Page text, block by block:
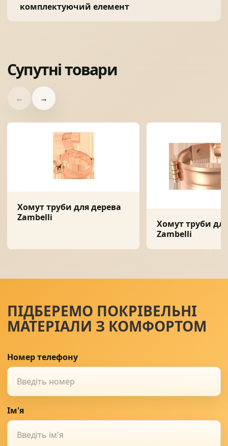
комплектуючий елемент
Супутні товари
← →
Хомут труби для дерева
Zambelli
Хомут труби
Zambelli
ПІДБЕРЕМО ПОКРІВЕЛЬНІ
МАТЕРІАЛИ З КОМФОРТОМ
Номер телефону
Ім'я